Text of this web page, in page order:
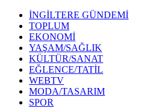
İNGİLTERE GÜNDEMİ
TOPLUM
EKONOMİ
YAŞAM/SAĞLIK
KÜLTÜR/SANAT
EĞLENCE/TATİL
WEBTV
MODA/TASARIM
SPOR